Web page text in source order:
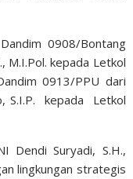
0908/Bontang
M.I.Pol. kepada Letkol
0913/PPU dari
S.I.P. kepada Letkol
Dendi Suryadi, S.H.,
lingkungan strategis